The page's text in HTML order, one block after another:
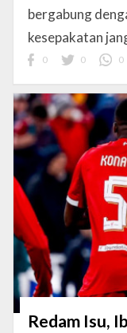
bergabung
kesepakatan
0 0 0
Redam Isu,